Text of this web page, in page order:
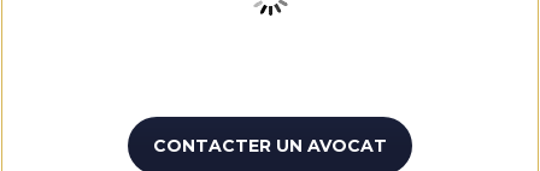
CONTACTER UN AVOCAT